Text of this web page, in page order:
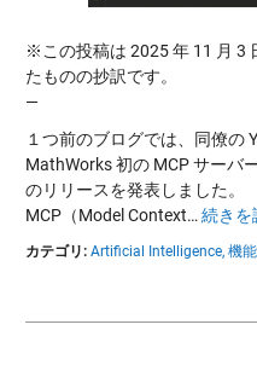
※この投稿は 2025 年 11 月 3
たものの抄訳です。
—
１つ前のブログでは、同僚の
MathWorks 初の MCP サーバ
のリリースを発表しました。
MCP（Model Context… 続きを
カテゴリ: Artificial Intelligence, 機